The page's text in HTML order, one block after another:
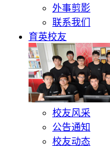
外事剪影
联系我们
育英校友
校友风采
公告通知
校友动态